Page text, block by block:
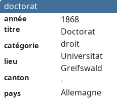
doctorat
année
titre
catégorie
lieu
canton
pays
1868
Doctorat
droit
Universität
Greifswald
-
Allemagne